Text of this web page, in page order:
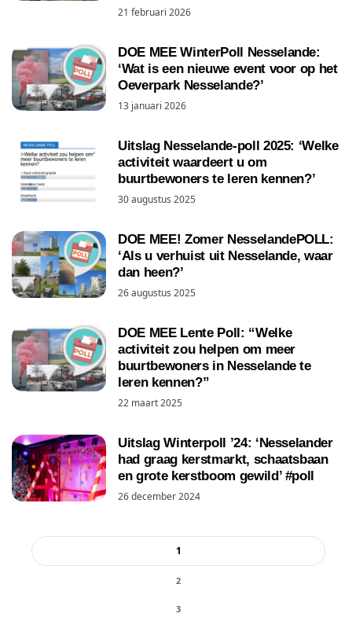
21 februari 2026
DOE MEE WinterPoll Nesselande:
‘Wat is een nieuwe event voor op het
Oeverpark Nesselande?’
13 januari 2026
Uitslag Nesselande-poll 2025: ‘Welke
activiteit waardeert u om
buurtbewoners te leren kennen?’
30 augustus 2025
DOE MEE! Zomer NesselandePOLL:
‘Als u verhuist uit Nesselande, waar
dan heen?’
26 augustus 2025
DOE MEE Lente Poll: “Welke
activiteit zou helpen om meer
buurtbewoners in Nesselande te
leren kennen?”
22 maart 2025
Uitslag Winterpoll ’24: ‘Nesselander
had graag kerstmarkt, schaatsbaan
en grote kerstboom gewild’ #poll
26 december 2024
1
2
3